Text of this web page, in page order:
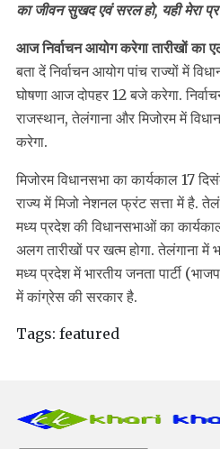
का जीवन सुखद एवं सरल हो, यही मेरा
आज निर्वाचन आयोग करेगा तारीखों का
बता दें निर्वाचन आयोग पांच राज्यों में
घोषणा आज दोपहर 12 बजे करेगा.
राजस्थान, तेलंगाना और मिजोरम में
करेगा.
मिजोरम विधानसभा का कार्यकाल 17
राज्य में मिजो नेशनल फ्रंट सत्ता में है.
मध्य प्रदेश की विधानसभाओं का
अलग तारीखों पर खत्म होगा. तेलंगाना में
मध्य प्रदेश में भारतीय जनता पार्टी
में कांग्रेस की सरकार है.
Tags: featured